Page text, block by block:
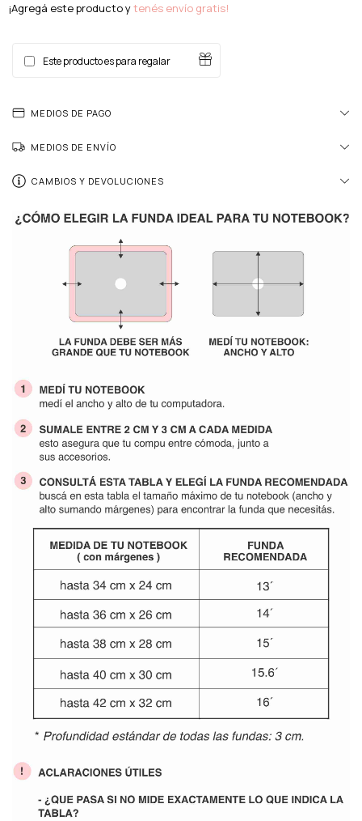
¡Agregá este producto ytenés envío gratis!
Este producto es para regalar
MEDIOS DE PAGO
MEDIOS DE ENVÍO
CAMBIOS Y DEVOLUCIONES